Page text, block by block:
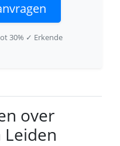
30% ✓ Erkende
over